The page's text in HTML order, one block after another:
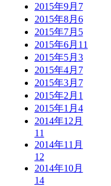
2015年9月 7
2015年8月 6
2015年7月 5
2015年6月 11
2015年5月 3
2015年4月 7
2015年3月 7
2015年2月 1
2015年1月 4
2014年12月
11
2014年11月
12
2014年10月
14